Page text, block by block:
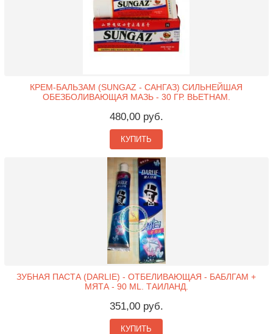
КРЕМ-БАЛЬЗАМ (SUNGAZ - САНГАЗ) СИЛЬНЕЙШАЯ
ОБЕЗБОЛИВАЮЩАЯ МАЗЬ - 30 ГР. ВЬЕТНАМ.
480,00 руб.
КУПИТЬ
ЗУБНАЯ ПАСТА (DARLIE) - ОТБЕЛИВАЮЩАЯ - БАБЛГАМ +
МЯТА - 90 ML. ТАИЛАНД.
351,00 руб.
КУПИТЬ